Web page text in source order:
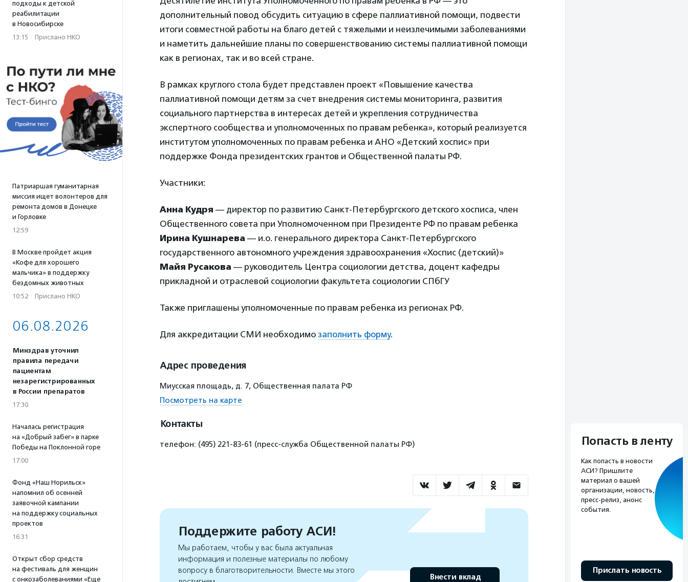
подходы к детской
реабилитации
в Новосибирске
13:15 · Прислано НКО
Патриаршая гуманитарная
миссия ищет волонтеров для
ремонта домов в Донецке
и Горловке
12:59
В Москве пройдет акция
«Кофе для хорошего
мальчика» в поддержку
бездомных животных
10:52 · Прислано НКО
06.08.2026
Минздрав уточнил
правила передачи
пациентам
незарегистрированных
в России препаратов
17:30
Началась регистрация
на «Добрый забег» в парке
Победы на Поклонной горе
17:00
Фонд «Наш Норильск»
напомнил об осенней
заявочной кампании
на поддержку социальных
проектов
16:31
Открыт сбор средств
на фестиваль для женщин
с онкозаболеваниями «Еще
дополнительный повод обсудить ситуацию в сфере паллиативной помощи, подвести
итоги совместной работы на благо детей с тяжелыми и неизлечимыми заболеваниями
и наметить дальнейшие планы по совершенствованию системы паллиативной помощи
как в регионах, так и во всей стране.
В рамках круглого стола будет представлен проект «Повышение качества
паллиативной помощи детям за счет внедрения системы мониторинга, развития
социального партнерства в интересах детей и укрепления сотрудничества
экспертного сообщества и уполномоченных по правам ребенка», который реализуется
институтом уполномоченных по правам ребенка и АНО «Детский хоспис» при
поддержке Фонда президентских грантов и Общественной палаты РФ.
Участники:
Анна Кудря — директор по развитию Санкт-Петербургского детского хосписа, член
Общественного совета при Уполномоченном при Президенте РФ по правам ребенка
Ирина Кушнарева — и.о. генерального директора Санкт-Петербургского
государственного автономного учреждения здравоохранения «Хоспис (детский)»
Майя Русакова — руководитель Центра социологии детства, доцент кафедры
прикладной и отраслевой социологии факультета социологии СПбГУ
Также приглашены уполномоченные по правам ребенка из регионах РФ.
Для аккредитации СМИ необходимо заполнить форму.
Адрес проведения
Миусская площадь, д. 7, Общественная палата РФ
Посмотреть на карте
Контакты
телефон: (495) 221-83-61 (пресс-служба Общественной палаты РФ)
Поддержите работу АСИ!
Мы работаем, чтобы у вас была актуальная
информация и полезные материалы по любому
вопросу в благотворительности. Вместе мы этого
Внести вклад
Попасть в ленту
Как попасть в новости
АСИ? Пришлите
материал о вашей
организации, новость,
пресс-релиз, анонс
события.
Прислать новость